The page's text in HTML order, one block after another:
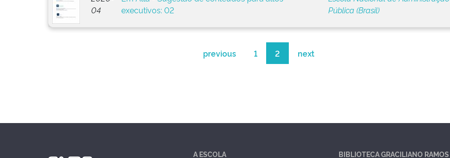
04
executivos: 02
Pública (Brasil)
previous 1 2 next
A ESCOLA BIBLIOTECA GRACILIANO RAMOS